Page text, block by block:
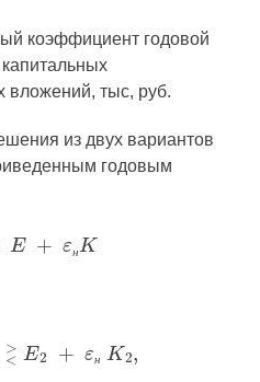
коэффициент годовой
вложений, тыс, руб.
из двух вариантов
годовым